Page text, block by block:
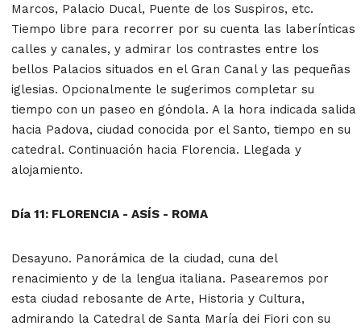
Marcos, Palacio Ducal, Puente de los Suspiros, etc.
Tiempo libre para recorrer por su cuenta las laberínticas
calles y canales, y admirar los contrastes entre los
bellos Palacios situados en el Gran Canal y las pequeñas
iglesias. Opcionalmente le sugerimos completar su
tiempo con un paseo en góndola. A la hora indicada salida
hacia Padova, ciudad conocida por el Santo, tiempo en su
catedral. Continuación hacia Florencia. Llegada y
alojamiento.
Día 11: FLORENCIA - ASÍS - ROMA
Desayuno. Panorámica de la ciudad, cuna del
renacimiento y de la lengua italiana. Pasearemos por
esta ciudad rebosante de Arte, Historia y Cultura,
admirando la Catedral de Santa María dei Fiori con su